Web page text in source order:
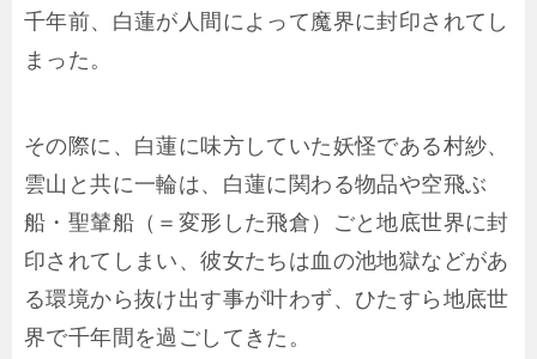
千年前、白蓮が人間によって魔界に封印されてし
まった。
その際に、白蓮に味方していた妖怪である村紗、
雲山と共に一輪は、白蓮に関わる物品や空飛ぶ
船・聖輦船（＝変形した飛倉）ごと地底世界に封
印されてしまい、彼女たちは血の池地獄などがあ
る環境から抜け出す事が叶わず、ひたすら地底世
界で千年間を過ごしてきた。